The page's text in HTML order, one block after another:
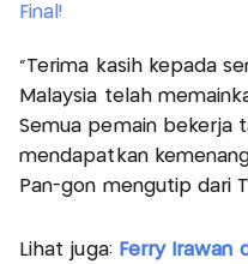
Final!
“Terima kasih kepada
Malaysia telah
Semua pemain bekerja
mendapatkan
Pan-gon mengutip dari
Lihat juga: Ferry Irawan